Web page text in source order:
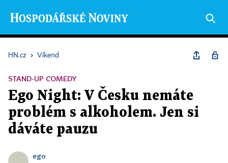
HN.cz › Víkend
STAND-UP COMEDY
Ego Night: V Česku nemáte
problém s alkoholem. Jen si
dáváte pauzu
ego